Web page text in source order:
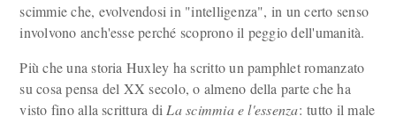
scimmie che, evolvendosi in "intelligenza", in un certo senso
involvono anch'esse perché scoprono il peggio dell'umanità.
Più che una storia Huxley ha scritto un pamphlet romanzato
su cosa pensa del XX secolo, o almeno della parte che ha
visto fino alla scrittura di La scimmia e l'essenza: tutto il male